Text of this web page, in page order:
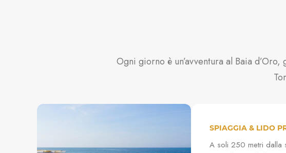
Ogni giorno è un’avventura al Baia
SPIAGGIA & LIDO
A soli 250 metri dalla